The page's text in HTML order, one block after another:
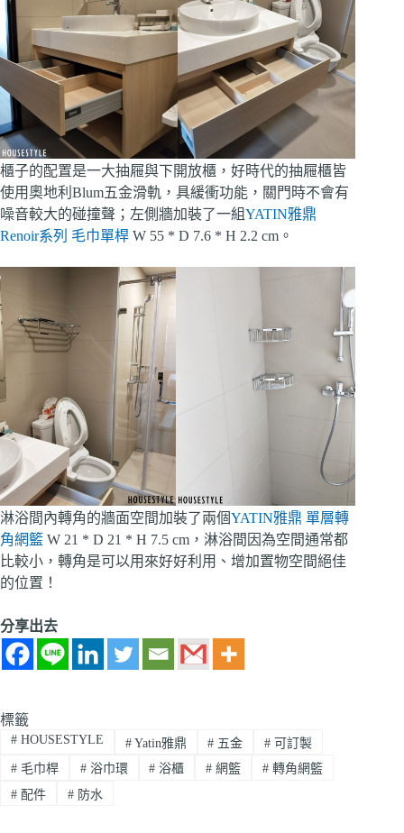
櫃子的配置是一大抽屜與下開放櫃，好時代的抽屜櫃皆
使用奧地利Blum五金滑軌，具緩衝功能，關門時不會有
噪音較大的碰撞聲；左側牆加裝了一組YATIN雅鼎
Renoir系列 毛巾單桿 W 55 * D 7.6 * H 2.2 cm。
淋浴間內轉角的牆面空間加裝了兩個YATIN雅鼎 單層轉
角網籃 W 21 * D 21 * H 7.5 cm，淋浴間因為空間通常都
比較小，轉角是可以用來好好利用、增加置物空間絕佳
的位置！
分享出去
標籤
#HOUSESTYLE #Yatin雅鼎 # 五金 # 可訂製
#毛巾桿 #浴巾環 # 浴櫃 # 網籃 # 轉角網籃
#配件 #防水